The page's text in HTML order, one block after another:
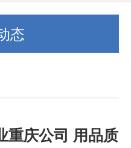
态
重庆公司 用品质